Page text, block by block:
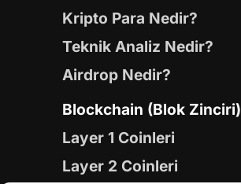
Kripto Para Nedir?
Teknik Analiz Nedir?
Airdrop Nedir?
Blockchain (Blok Zinciri)
Layer 1 Coinleri
Layer 2 Coinleri